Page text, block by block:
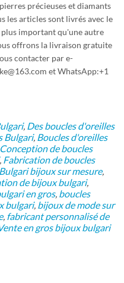
précieuses et diamants
les articles sont livrés avec le
important qu'une autre
offrons la livraison gratuite
contacter par e-
et WhatsApp:+1
, Des boucles d'oreilles
Bulgari, Boucles d'oreilles
Conception de boucles
, Fabrication de boucles
Bulgari bijoux sur mesure,
de bijoux bulgari,
en gros, boucles
bulgari, bijoux de mode sur
, fabricant personnalisé de
en gros bijoux bulgari